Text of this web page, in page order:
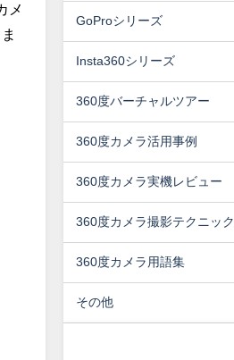
メ
GoProシリーズ
Insta360シリーズ
360度バーチャルツアー
360度カメラ活用事例
360度カメラ実機レビュー
360度カメラ撮影テクニック
360度カメラ用語集
その他